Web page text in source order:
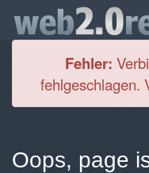
Fehler:
fehlgeschlagen.
Oops, page